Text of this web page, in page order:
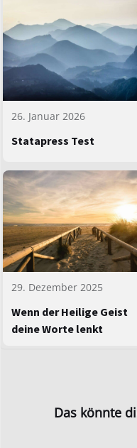
26. Januar 2026
Statapress Test
29. Dezember 2025
Wenn der Heilige Geist
deine Worte lenkt
Das könnte